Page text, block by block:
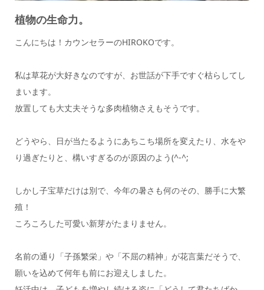
植物の生命力。
こんにちは！カウンセラーのHIROKOです。
私は草花が大好きなのですが、お世話が下手ですぐ枯らしてし
まいます。
放置しても大丈夫そうな多肉植物さえもそうです。
どうやら、日が当たるようにあちこち場所を変えたり、水をや
り過ぎたりと、構いすぎるのが原因のよう(^-^;
しかし子宝草だけは別で、今年の暑さも何のその、勝手に大繁
殖！
ころころした可愛い新芽がたまりません。
名前の通り「子孫繁栄」や「不屈の精神」が花言葉だそうで、
願いを込めて何年も前にお迎えしました。